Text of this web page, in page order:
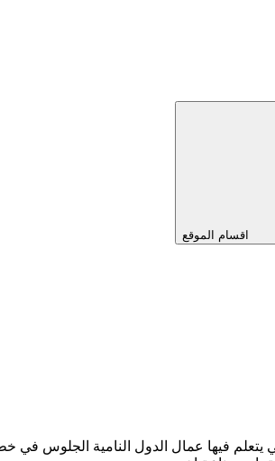
اقسام الموقع
فيها عمال الدول النامية الجلوس في